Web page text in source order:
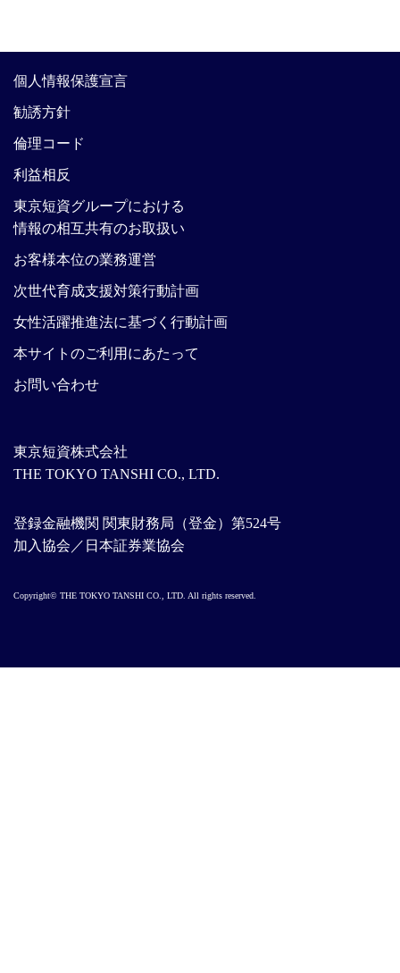
東京短資株式会社
THE TOKYO TANSHI CO., LTD.
登録金融機関 関東財務局（登金）第524号
加入協会／日本証券業協会
個人情報保護宣言
勧誘方針
倫理コード
利益相反
東京短資グループにおける
情報の相互共有のお取扱い
お客様本位の業務運営
次世代育成支援対策行動計画
女性活躍推進法に基づく行動計画
本サイトのご利用にあたって
お問い合わせ
Copyright© THE TOKYO TANSHI CO., LTD. All rights reserved.